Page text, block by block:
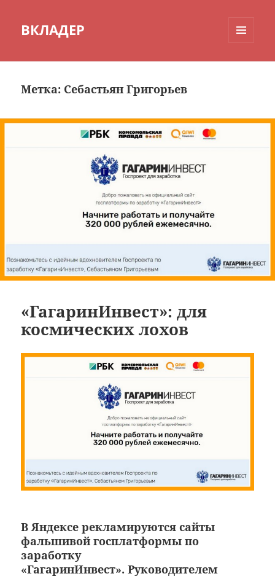
ВКЛАДЕР
Метка: Себастьян Григорьев
«ГагаринИнвест»: для
космических лохов
В Яндексе рекламируются сайты
фальшивой госплатформы по
заработку
«ГагаринИнвест». Руководителем